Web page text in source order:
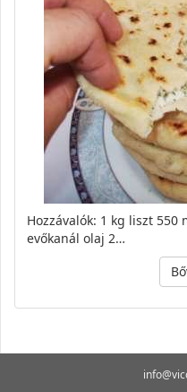
Hozzávalók: 1 kg liszt 550
evőkanál olaj 2…